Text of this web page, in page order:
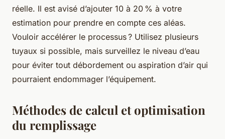
réelle. Il est avisé d’ajouter 10 à 20 % à votre
estimation pour prendre en compte ces aléas.
Vouloir accélérer le processus ? Utilisez plusieurs
tuyaux si possible, mais surveillez le niveau d’eau
pour éviter tout débordement ou aspiration d’air qui
pourraient endommager l’équipement.
Méthodes de calcul et optimisation
du remplissage